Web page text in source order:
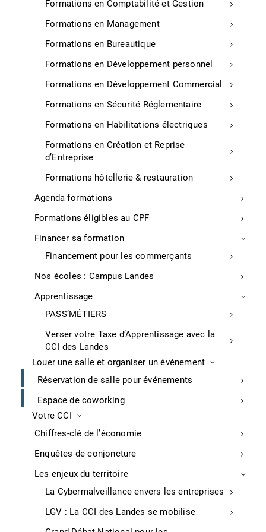
Formations en Comptabilité et Gestion
Formations en Management
Formations en Bureautique
Formations en Développement personnel
Formations en Développement Commercial
Formations en Sécurité Réglementaire
Formations en Habilitations électriques
Formations en Création et Reprise
d’Entreprise
Formations hôtellerie & restauration
Agenda formations
Formations éligibles au CPF
Financer sa formation
Financement pour les commerçants
Nos écoles : Campus Landes
Apprentissage
PASS’MÉTIERS
Verser votre Taxe d’Apprentissage avec la
CCI des Landes
Louer une salle et organiser un événement
Réservation de salle pour événements
Espace de coworking
Votre CCI
Chiffres-clé de l’économie
Enquêtes de conjoncture
Les enjeux du territoire
La Cybermalveillance envers les entreprises
LGV : La CCI des Landes se mobilise
Business Game national IFAG de rentrée
La semaine de la rentrée, les premières années de
Mastère Manager Stratégique (Manager de la Stratégie
remporté le business game national de rentrée face à
25 autres campus de France.
Durant 4 jours, Les 26 Campus IFAG se sont affrontés
étudiants, en accéléré, une année d’activité
entrepreneuriale. Résolument tourné vers la réalité du
monde des affaires et de l’entreprise, l’objectif du
entreprise, le développement commercial et
marketing, la gestion des ressources humaines…
Communiqué de presse, 28/09/22
Landes
Entreprises
Mecadaq intègre la Boeing French Tech
A Tarnos, le sous-traitant du secteur aéronautique
Macadaq Group (40 millions de CA en 2022, 320
salariés) a fait l’acquisition de Hirschler (Seattle, USA)
qui lui a permis de signer des contrats avec Boeing et
son réseau de partenaires Boeing French Tech (18
membres).
Sud Ouest, P.10, 28/09/22
Méga-usine DRT à Vielle-St-Girons
terpiniques) annonce la construction de «la plus
grande usine au monde de production de résines de